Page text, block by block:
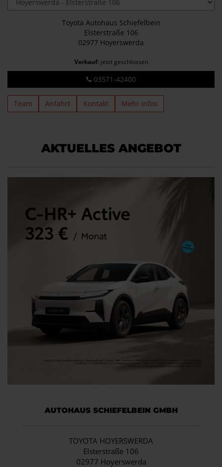
Toyota Autohaus Schiefelbein
Elsterstraße 106
02977 Hoyerswerda
Verkauf: jetzt geschlossen
03571-42400
Team Anfahrt Kontakt Mehr Infos
AKTUELLES ANGEBOT
AUTOHAUS SCHIEFELBEIN GMBH
TOYOTA HOYERSWERDA
Elsterstraße 106
02977 Hoyerswerda